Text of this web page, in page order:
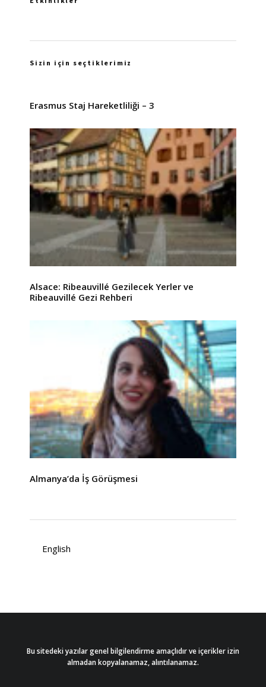
Sizin için seçtiklerimiz
Erasmus Staj Hareketliliği – 3
Alsace: Ribeauvillé Gezilecek Yerler ve
Ribeauvillé Gezi Rehberi
Almanya’da İş Görüşmesi
English
Bu sitedeki yazılar genel bilgilendirme amaçlıdır ve içerikler izin
almadan kopyalanamaz, alıntılanamaz.